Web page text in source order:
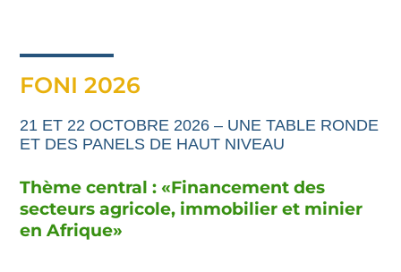
FONI 2026
21 ET 22 OCTOBRE 2026 – UNE TABLE RONDE
ET DES PANELS DE HAUT NIVEAU
Thème central : «Financementdes
secteurs agricole, immobilier et minier
en Afrique»